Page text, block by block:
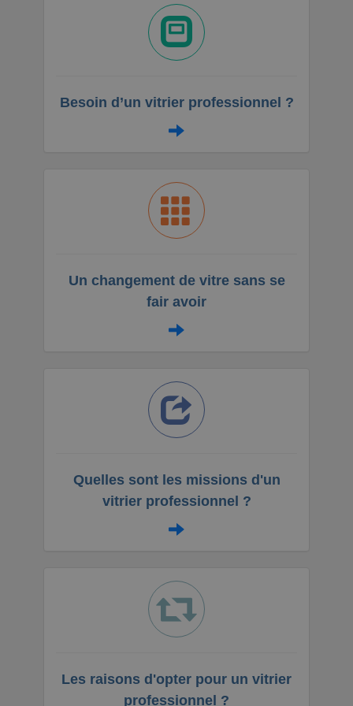
Besoin d’un vitrier professionnel ?
Un changement de vitre sans se
fair avoir
Quelles sont les missions d'un
vitrier professionnel ?
Les raisons d'opter pour un vitrier
professionnel ?